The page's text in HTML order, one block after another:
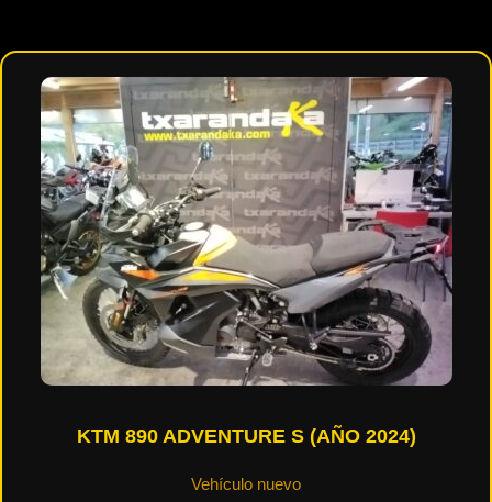
KTM 890 ADVENTURE S (AÑO 2024)
Vehículo nuevo